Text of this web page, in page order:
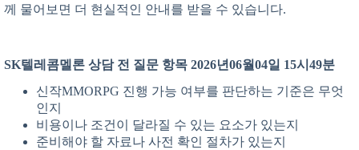
께 물어보면 더 현실적인 안내를 받을 수 있습니다.
SK텔레콤멜론 상담 전 질문 항목 2026년06월04일 15시49분
신작MMORPG 진행 가능 여부를 판단하는 기준은 무엇
인지
비용이나 조건이 달라질 수 있는 요소가 있는지
준비해야 할 자료나 사전 확인 절차가 있는지